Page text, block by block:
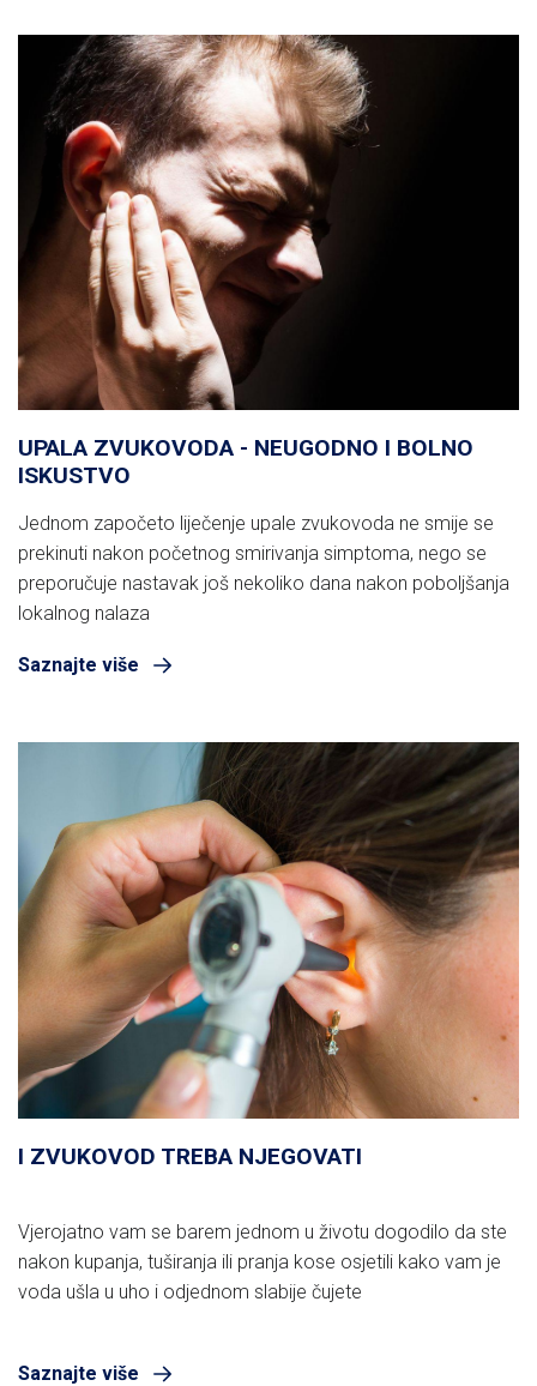
UPALA ZVUKOVODA - NEUGODNO I BOLNO
ISKUSTVO
Jednom započeto liječenje upale zvukovoda ne smije se
prekinuti nakon početnog smirivanja simptoma, nego se
preporučuje nastavak još nekoliko dana nakon poboljšanja
lokalnog nalaza
Saznajte više
I ZVUKOVOD TREBA NJEGOVATI
Vjerojatno vam se barem jednom u životu dogodilo da ste
nakon kupanja, tuširanja ili pranja kose osjetili kako vam je
voda ušla u uho i odjednom slabije čujete
Saznajte više